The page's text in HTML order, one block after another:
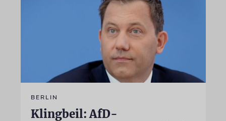
BERLIN
Klingbeil: AfD-